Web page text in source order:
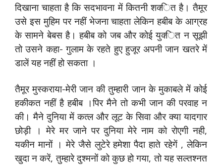
दिखाना चाहता है कि सदभावना में कितनी शक्‍ित है। तैमूर
उसे इस मुहिम पर नहीं भेजना चाहता लेकिन हबीब के आग्रह
के सामने ‍बेबस है। हबीब को जब और कोई युक्‍ित न सूझी
तो उसने कहा- गुलाम के रहते हुए हुजूर अपनी जान खतरे में
डालें यह नहीं हो सकता ।
तैमूर मुस्‍कराया-मेरी जान की तुम्‍हारी जान के मुकाबले में कोई
हकीकत नहीं है हबी‍ब ।पिर मैने तो कभी जान की परवाह न
की। मैने दुनिया में कत्‍ल और लूट के सिवा और क्‍या यादगार
छोड़ी । मेरे मर जाने पर दुनिया मेरे नाम को रोएगी नही,
यकीन मानों । मेरे जैसे लुटेरे हमेशा पैदा हाते रहेगें , लेकिन
खुदा न करें, तुम्‍हारे दुश्‍मनों को कुछ हो गया, तो यह सल्‍तश्‍नत